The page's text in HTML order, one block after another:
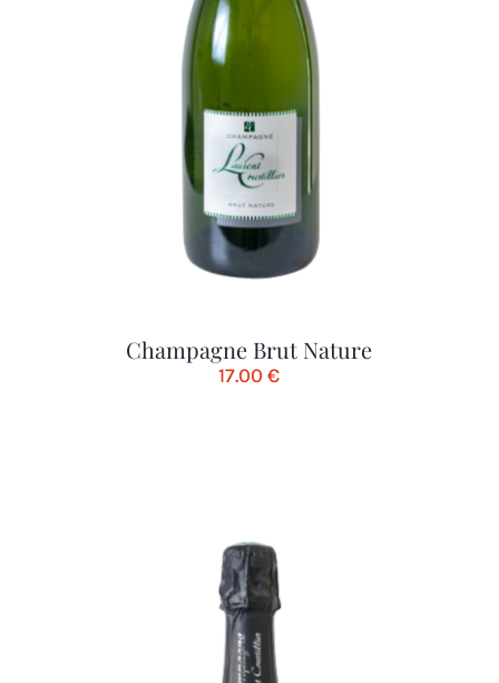
Champagne Brut Nature
17.00€